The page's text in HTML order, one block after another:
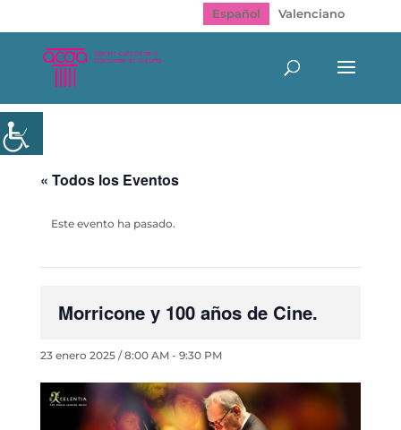
Español Valenciano
« Todos los Eventos
Este evento ha pasado.
Morricone y 100 años de Cine.
23 enero 2025 / 8:00 AM- 9:30 PM